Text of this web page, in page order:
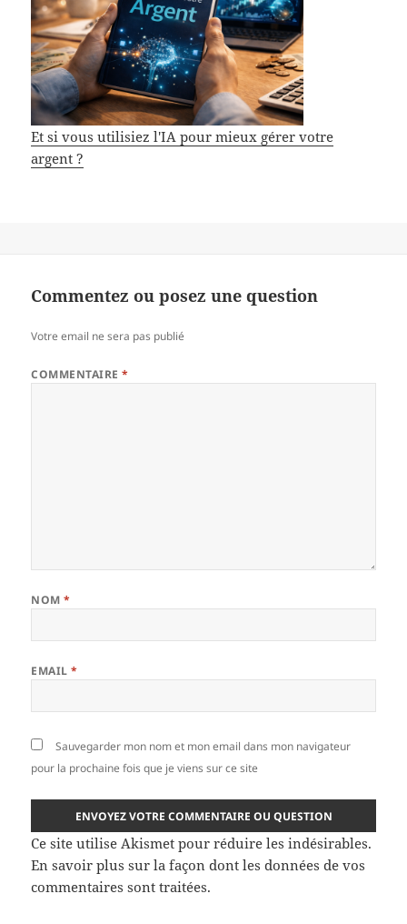
Et si vous utilisiez l'IA pour mieux gérer votre
argent ?
Commentez ou posez une question
Votre email ne sera pas publié
COMMENTAIRE*
NOM*
EMAIL*
Sauvegarder mon nom et mon email dans mon navigateur
pour la prochaine fois que je viens sur ce site
Ce site utilise Akismet pour réduire les indésirables.
En savoir plus sur la façon dont les données de vos
commentaires sont traitées.